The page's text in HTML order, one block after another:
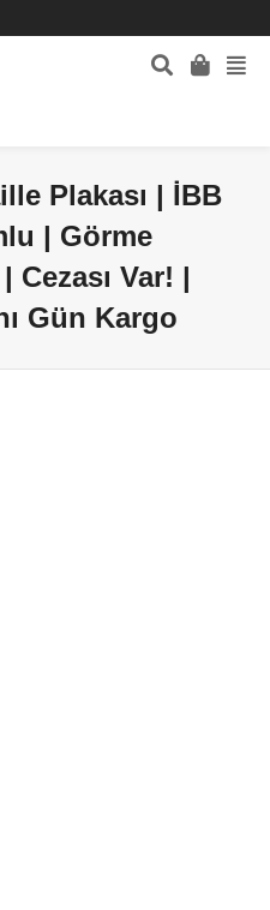
Plakası | İBB
| Görme
Var! |
Gün Kargo